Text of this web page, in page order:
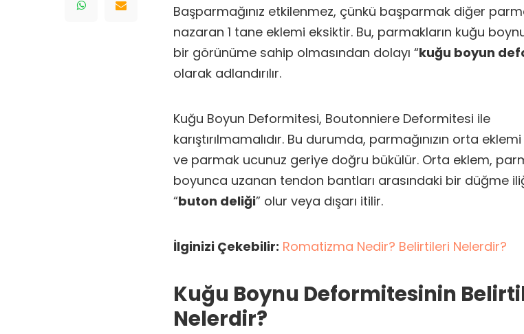
Başparmağınız etkilenmez, çünkü başparmak diğer
nazaran 1 tane eklemi eksiktir. Bu, parmakların kuğu
bir görünüme sahip olmasından dolayı “kuğu boyun
olarak adlandırılır.
Kuğu Boyun Deformitesi, Boutonniere Deformitesi ile
karıştırılmamalıdır. Bu durumda, parmağınızın orta
ve parmak ucunuz geriye doğru bükülür. Orta eklem,
boyunca uzanan tendon bantları arasındaki bir düğme
“buton deliği” olur veya dışarı itilir.
İlginizi Çekebilir: Romatizma Nedir? Belirtileri Nelerdir?
Kuğu Boynu Deformitesinin
Nelerdir?